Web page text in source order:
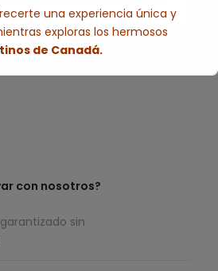
con nosotros?
sin
una experiencia única y
exploras los hermosos
de Canadá.